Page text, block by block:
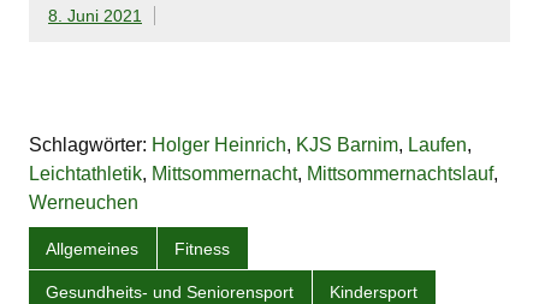
8. Juni 2021
Schlagwörter: Holger Heinrich, KJS Barnim, Laufen,
Leichtathletik, Mittsommernacht, Mittsommernachtslauf,
Werneuchen
Allgemeines Fitness
Gesundheits- und Seniorensport Kindersport